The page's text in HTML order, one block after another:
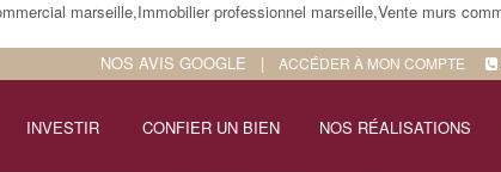
marseille,Immobilier professionnel marseille,Vente murs
NOS AVIS GOOGLE
| ACCÉDER À MON COMPTE
INVESTIR CONFIER UN BIEN NOS RÉALISATIONS